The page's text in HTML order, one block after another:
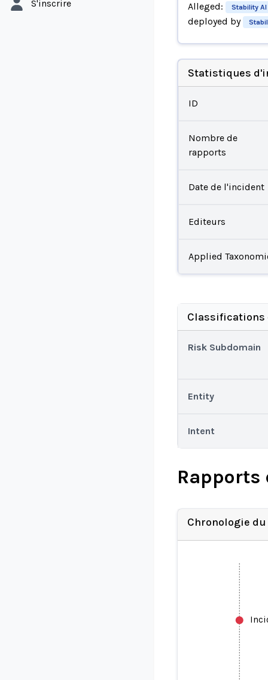
S'inscrire Alleged: Stability AI
deployed by
Statistiques
ID
Nombre de
rapports
Date de l'incident
Editeurs
Applied
Classifications
Risk Subdomain
Entity
Intent
Chronologie